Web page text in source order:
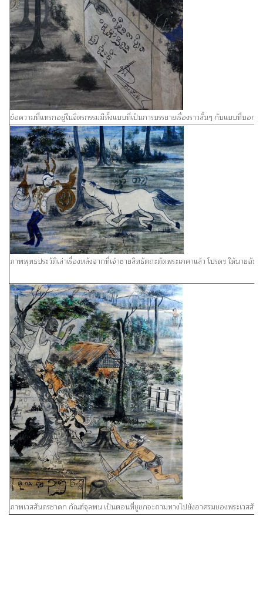
ข้อความที่แทรกอยู่ในจิตรกรรมมีทั้งแบบที่เป็นการบรรยายเรื่องราวสั้นๆ กับแบบที่บอ
ภาพพุทธประวัติเล่าเรื่องหลังจากที่เจ้าชายสิทธัตถะตัดพระเกศาแล้ว โปรดฯ ให้นายฉั
ภาพเวสสันดรชาดก กัณฑ์จุลพน เป็นตอนที่ชูชกจะถามทางไปยังอาศรมของพระเวสสั